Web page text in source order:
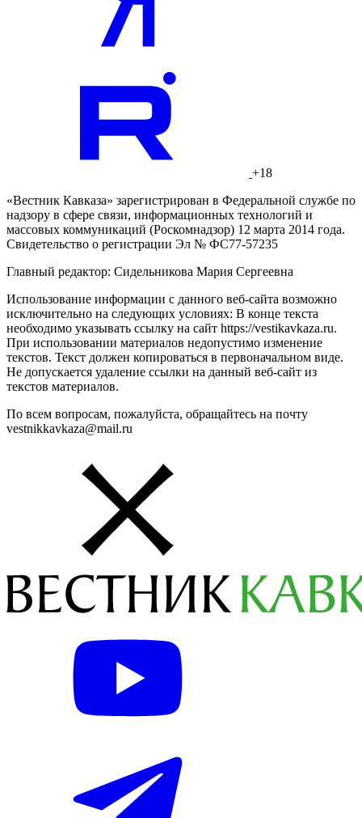
+18
«Вестник Кавказа» зарегистрирован в Федеральной службе по
надзору в сфере связи, информационных технологий и
массовых коммуникаций (Роскомнадзор) 12 марта 2014 года.
Свидетельство о регистрации Эл № ФС77-57235
Главный редактор: Сидельникова Мария Сергеевна
Использование информации с данного веб-сайта возможно
исключительно на следующих условиях: В конце текста
необходимо указывать ссылку на сайт https://vestikavkaza.ru.
При использовании материалов недопустимо изменение
текстов. Текст должен копироваться в первоначальном виде.
Не допускается удаление ссылки на данный веб-сайт из
текстов материалов.
По всем вопросам, пожалуйста, обращайтесь на почту
vestnikkavkaza@mail.ru